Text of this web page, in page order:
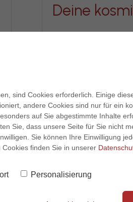
Deine
Hast du dich
Fortbildungen,
immer noch
Mehr lesen...
sind Cookies erforderlich. Einige
andere Cookies sind nur für ein
auf Sie abgestimmte Inhalte
Sie, dass unsere Seite für Sie nicht
Sie können Ihre Einwilligung
finden Sie in unserer
Personalisierung